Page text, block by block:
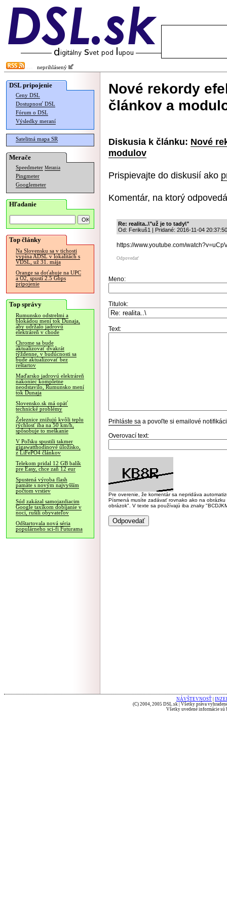
neprihlásený
DSL pripojenie
Ceny DSL
Dostupnosť DSL
Fórum o DSL
Výsledky meraní
Satelitná mapa SR
Merače
Speedmeter Merania
Pingmeter
Googlemeter
Hľadanie
Top články
Na Slovensku sa v tichosti
vypína ADSL v lokalitách s
VDSL, už 31. mája
Orange sa doťahuje na UPC
a O2, spustí 2.5 Gbps
pripojenie
Top správy
Rumunsko odstrelmi a
blokádou mení tok Dunaja,
aby udržalo jadrovú
elektráreň v chode
Chrome sa bude
aktualizovať dvakrát
týždenne, v budúcnosti sa
bude aktualizovať bez
reštartov
Maďarsko jadrovú elektráreň
nakoniec kompletne
neodstavilo, Rumunsko mení
tok Dunaja
Slovensko.sk má opäť
technické problémy
Železnice znižujú kvôli teplu
rýchlosť iba na 50 km/h,
spôsobuje to meškanie
V Poľsku spustili takmer
gigawatthodinové úložisko,
z LiFePO4 článkov
Telekom pridal 12 GB balík
pre Easy, chce zaň 12 eur
Spustená výroba flash
pamäte s novým najvyšším
počtom vrstiev
Súd zakázal samojazdiacim
Google taxíkom dobíjanie v
noci, rušili obyvateľov
Odštartovala nová séria
populárneho sci-fi Futurama
Nové rekordy
článkov a
Diskusia k článku: Nové
modulov
Prispievajte do diskusií ako
Komentár, na ktorý
Re: realita..\"už je to tady\"
Od: Ferikuš1 | Pridané: 2016-11-04 20:37:50
https://www.youtube.com/
Odpovedať
Meno:
Titulok:
Text:
Prihláste sa a povoľte si emailové
Overovací text:
Pre overenie, že komentár sa nepridáva
Písmená musíte zadávať rovnako ako na
obrázok". V texte sa používajú iba znaky
NÁVŠTEVNOSŤ
(C) 2004, 2005 DSL.sk | Všetky práva
Všetky uvedené informácie sú